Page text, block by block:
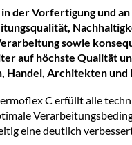
der Vorfertigung und
sowie
auf höchste Qualität
Handel, Architekten und
C erfüllt alle
eine deutlich